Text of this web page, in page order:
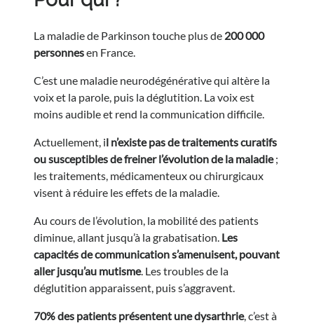
La maladie de Parkinson touche plus de 200 000
personnesen France.
C’est une maladie neurodégénérative qui altère la
voix et la parole, puis la déglutition. La voix est
moins audible et rend la communication difficile.
Actuellement, il n’existe pas de traitements curatifs
ou susceptibles de freiner l’évolution de la maladie;
les traitements, médicamenteux ou chirurgicaux
visent à réduire les effets de la maladie.
Au cours de l’évolution, la mobilité des patients
diminue, allant jusqu’à la grabatisation. Les
capacités de communication s’amenuisent, pouvant
aller jusqu’au mutisme. Les troubles de la
déglutition apparaissent, puis s’aggravent.
70% des patients présentent une dysarthrie, c’est à